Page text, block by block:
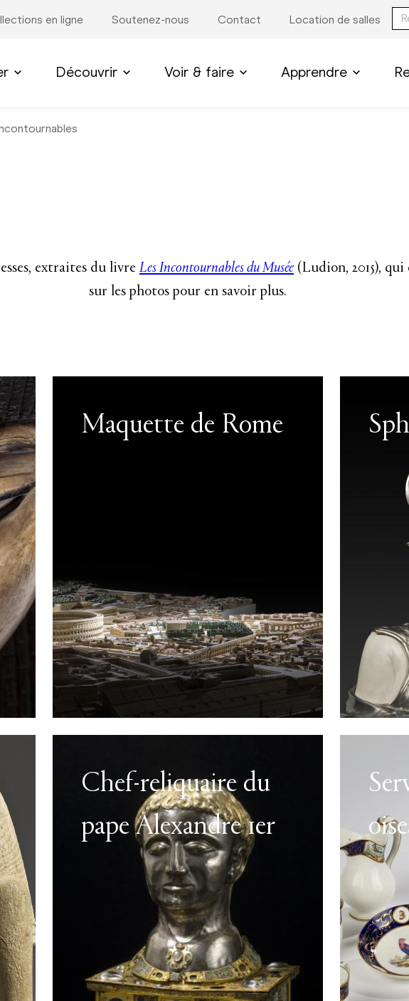
en ligne Soutenez-nous Contact Location de salles
Découvrir Voir & faire Apprendre
extraites du livre Les Incontournables du Musée (Ludion, 2015),
sur les photos pour en savoir plus.
Maquette de Rome
Chef-reliquaire du
pape Alexandre 1er